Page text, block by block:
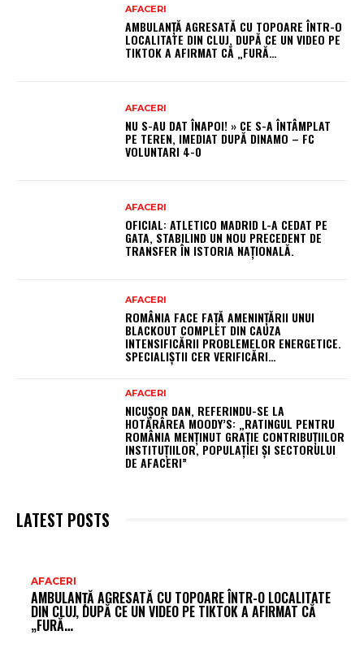
AFACERI
AMBULANȚĂ AGRESATĂ CU TOPOARE ÎNTR-O
LOCALITATE DIN CLUJ, DUPĂ CE UN VIDEO PE
TIKTOK A AFIRMAT CĂ „FURĂ…
AFACERI
NU S-AU DAT ÎNAPOI! » CE S-A ÎNTÂMPLAT
PE TEREN, IMEDIAT DUPĂ DINAMO – FC
VOLUNTARI 4-0
AFACERI
OFICIAL: ATLETICO MADRID L-A CEDAT PE
GATA, STABILIND UN NOU PRECEDENT DE
TRANSFER ÎN ISTORIA NAȚIONALĂ.
AFACERI
ROMÂNIA FACE FAȚĂ AMENINȚĂRII UNUI
BLACKOUT COMPLET DIN CAUZA
INTENSIFICĂRII PROBLEMELOR ENERGETICE.
SPECIALIȘTII CER VERIFICĂRI…
AFACERI
NICUȘOR DAN, REFERINDU-SE LA
HOTĂRÂREA MOODY’S: „RATINGUL PENTRU
ROMÂNIA MENȚINUT GRAȚIE CONTRIBUȚIILOR
INSTITUȚIILOR, POPULAȚIEI ȘI SECTORULUI
DE AFACERI”
LATEST POSTS
AFACERI
AMBULANȚĂ AGRESATĂ CU TOPOARE ÎNTR-O LOCALITATE
DIN CLUJ, DUPĂ CE UN VIDEO PE TIKTOK A AFIRMAT CĂ
„FURĂ…